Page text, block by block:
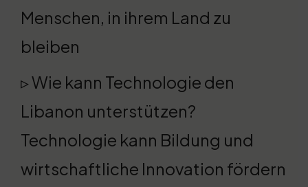
Menschen, in ihrem Land zu
bleiben
▹ Wie kann Technologie den
Libanon unterstützen?
Technologie kann Bildung und
wirtschaftliche Innovation fördern